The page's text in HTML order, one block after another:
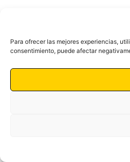
Para ofrecer las mejores experiencias,
consentimiento, puede afectar